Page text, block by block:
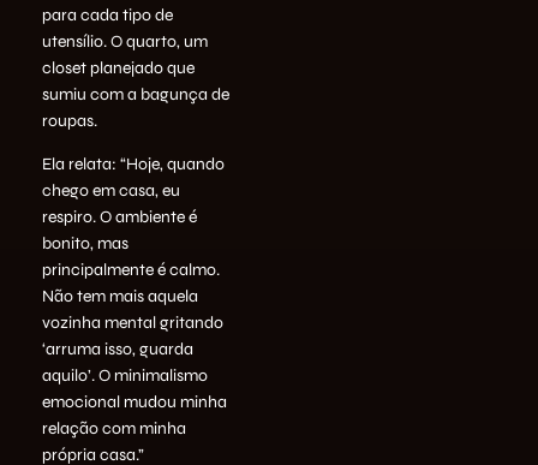
para cada tipo de
utensílio. O quarto, um
closet planejado que
sumiu com a bagunça de
roupas.
Ela relata: “Hoje, quando
chego em casa, eu
respiro. O ambiente é
bonito, mas
principalmente é calmo.
Não tem mais aquela
vozinha mental gritando
‘arruma isso, guarda
aquilo’. O minimalismo
emocional mudou minha
relação com minha
própria casa.”